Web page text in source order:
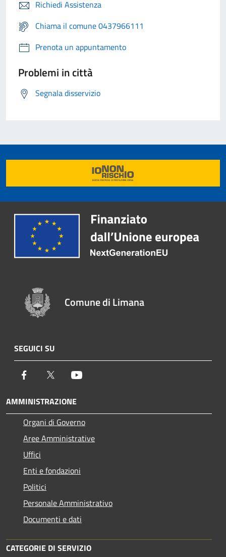
Richiedi Assistenza
Chiama il comune 0437966111
Prenota un appuntamento
Problemi in città
Segnala disservizio
Comune di Limana
SEGUICI SU
Facebook Twitter
AMMINISTRAZIONE
Organi di Governo
Aree Amministrative
Uffici
Enti e fondazioni
Politici
Personale Amministrativo
Documenti e dati
CATEGORIE DI SERVIZIO